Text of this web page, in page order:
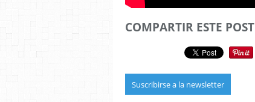
COMPARTIR ESTE POST
Suscribirse a la newsletter